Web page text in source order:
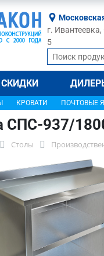
г.
5
СКИДКИ
КРОВАТИ ПОЧТОВЫЕ
СПС-937/
Столы